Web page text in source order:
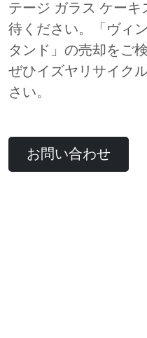
テージ ガラス ケーキ
待ください。「ヴィ
タンド」の売却をご
ぜひイズヤリサイク
さい。
お問い合わせ